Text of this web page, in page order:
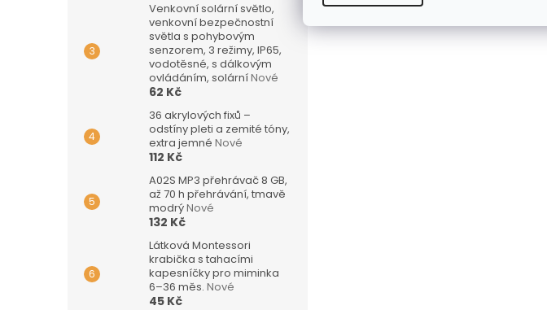
Venkovní solární světlo,
venkovní bezpečnostní
světla s pohybovým
senzorem, 3 režimy, IP65,
vodotěsné, s dálkovým
ovládáním, solárníNové
62 Kč
36 akrylových fixů –
odstíny pleti a zemité tóny,
extra jemné Nové
112 Kč
A02S MP3 přehrávač 8 GB,
až 70 h přehrávání, tmavě
modrýNové
132 Kč
Látková Montessori
krabička s tahacími
kapesníčky pro miminka
6–36 měs. Nové
45 Kč